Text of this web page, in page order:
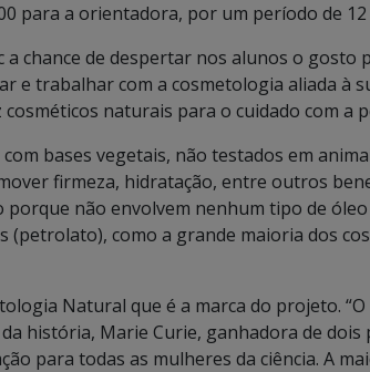
para a orientadora, por um período de 12
a chance de despertar nos alunos o gosto
e trabalhar com a cosmetologia aliada à
naturais para o cuidado com a
bases vegetais, não testados em
firmeza, hidratação, entre outros
porque não envolvem nenhum tipo de
(petrolato), como a grande maioria dos
Natural que é a marca do projeto.
história, Marie Curie, ganhadora de dois
para todas as mulheres da ciência. A